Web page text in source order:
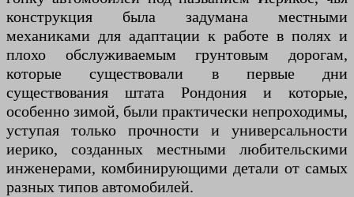
конструкция была задумана местными
механиками для адаптации к работе в полях и
плохо обслуживаемым грунтовым дорогам,
которые существовали в первые дни
существования штата Рондония и которые,
особенно зимой, были практически непроходимы,
уступая только прочности и универсальности
иерико, созданных местными любительскими
инженерами, комбинирующими детали от самых
разных типов автомобилей.